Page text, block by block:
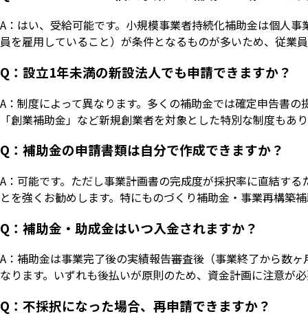
A：はい、受給可能です。小規模事業者持続化補助金は個人
員を雇用していること）が条件となるものが多いため、従業
Q：設立1年未満の新設法人でも申請できますか？
A：制度によって異なります。多くの補助金では確定申告書
「創業補助金」など新規創業者を対象とした特別な制度もあ
Q：補助金の申請書類は自分で作成できますか？
A：可能です。ただし事業計画書の完成度が採択率に直結す
とを強くお勧めします。特にものづくり補助金・事業再構築
Q：補助金・助成金はいつ入金されますか？
A：補助金は事業完了後の実績報告審査後（事業終了から数
なります。いずれも後払いが原則のため、資金計画に注意が
Q：不採択になった場合、再申請できますか？